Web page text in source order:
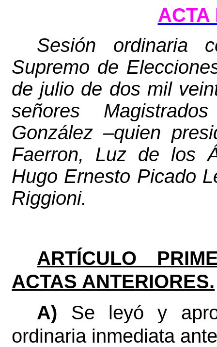
ACTA
Sesión ordinaria
Supremo de
de julio de dos mil
señores
González –quien
Faerron, Luz de los
Hugo Ernesto Picado
Riggioni.
ARTÍCULO
ACTAS ANTERIORES.
A) Se leyó y
ordinaria inmediata